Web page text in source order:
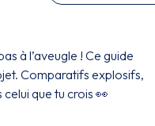
à l’aveugle ! Ce guide
Comparatifs explosifs,
que tu crois 👀